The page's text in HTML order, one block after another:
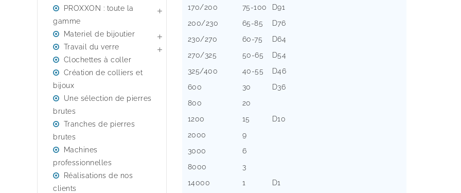
PROXXON : toute la
gamme

Materiel de bijoutier 
Travail du verre 
Clochettes à coller
Création de colliers et
bijoux
Une sélection de pierres
brutes
Tranches de pierres
brutes
Machines
professionnelles
Réalisations de nos
clients
170/200
75-100
D91
200/230
65-85
D76
230/270
60-75
D64
270/325
50-65
D54
325/400
40-55
D46
600
30
D36
800
20
1200
15
D10
2000
9
3000
6
8000
3
14000
1
D1